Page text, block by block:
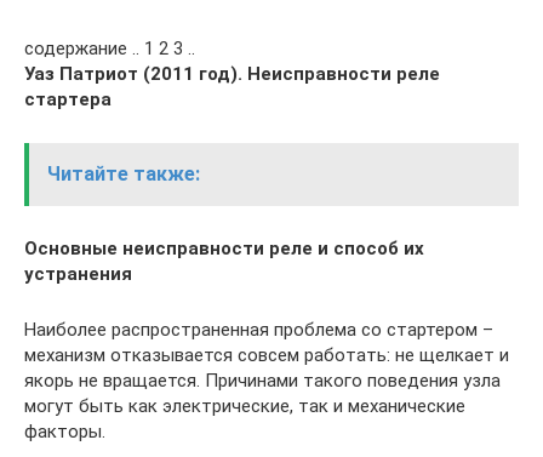
содержание .. 1 2 3 ..
Уаз Патриот (2011 год). Неисправности реле
стартера
Читайте также:
Основные неисправности реле и способ их
устранения
Наиболее распространенная проблема со стартером –
механизм отказывается совсем работать: не щелкает и
якорь не вращается. Причинами такого поведения узла
могут быть как электрические, так и механические
факторы.